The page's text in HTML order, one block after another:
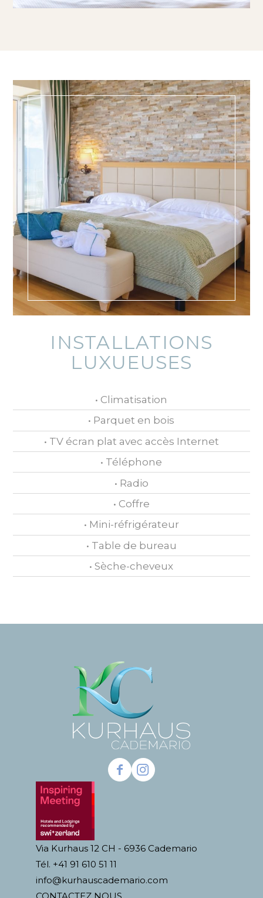
INSTALLATIONS
LUXUEUSES
• Climatisation
• Parquet en bois
• TV écran plat avec accès Internet
• Téléphone
• Radio
• Coffre
• Mini-réfrigérateur
• Table de bureau
• Sèche-cheveux
Via Kurhaus 12 CH - 6936 Cademario
Tél. +41 91 610 51 11
info@kurhauscademario.com